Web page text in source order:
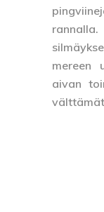
mereen
aivan